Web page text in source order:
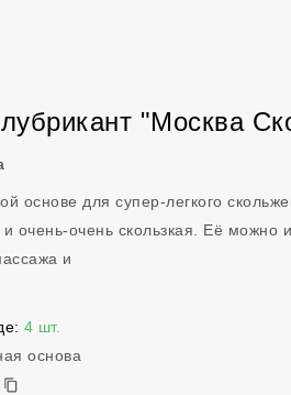
"Москва
основе для супер-легкого
очень-очень скользкая. Её можно
и
4 шт.
основа